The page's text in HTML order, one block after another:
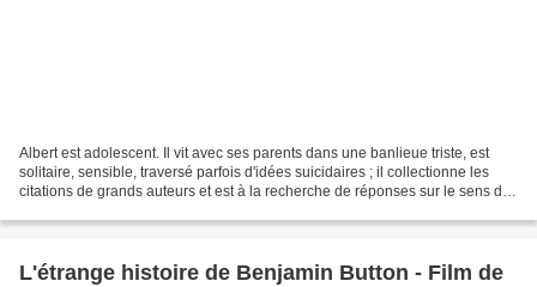
Albert est adolescent. Il vit avec ses parents dans une banlieue triste, est
solitaire, sensible, traversé parfois d'idées suicidaires ; il collectionne les
citations de grands auteurs et est à la recherche de réponses sur le sens de
L'étrange histoire de Benjamin Button - Film de